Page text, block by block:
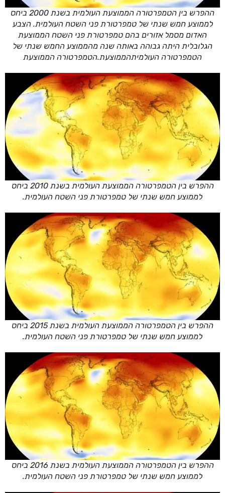
ההפרש בין הטמפרטורה הממוצעת העולמית בשנת 2000 ביחס
לממוצע חמש שנתי של טמפרטורת פני השטח העולמית. הצבע
האדום מסמל אזורים בהם טמפרטורת פני השטח הממוצעת
הגלובלית היתה גבוהה באותה שנה מהממוצע החמש שנתי של
הטמפרטורה העולמיתהממוצעת.הטמפרטורה הממוצעת
ההפרש בין הטמפרטורה הממוצעת העולמית בשנת 2010 ביחס
לממוצע חמש שנתי של טמפרטורת פני השטח העולמית.
ההפרש בין הטמפרטורה הממוצעת העולמית בשנת 2015 ביחס
לממוצע חמש שנתי של טמפרטורת פני השטח העולמית.
ההפרש בין הטמפרטורה הממוצעת העולמית בשנת 2016 ביחס
לממוצע חמש שנתי של טמפרטורת פני השטח העולמית.